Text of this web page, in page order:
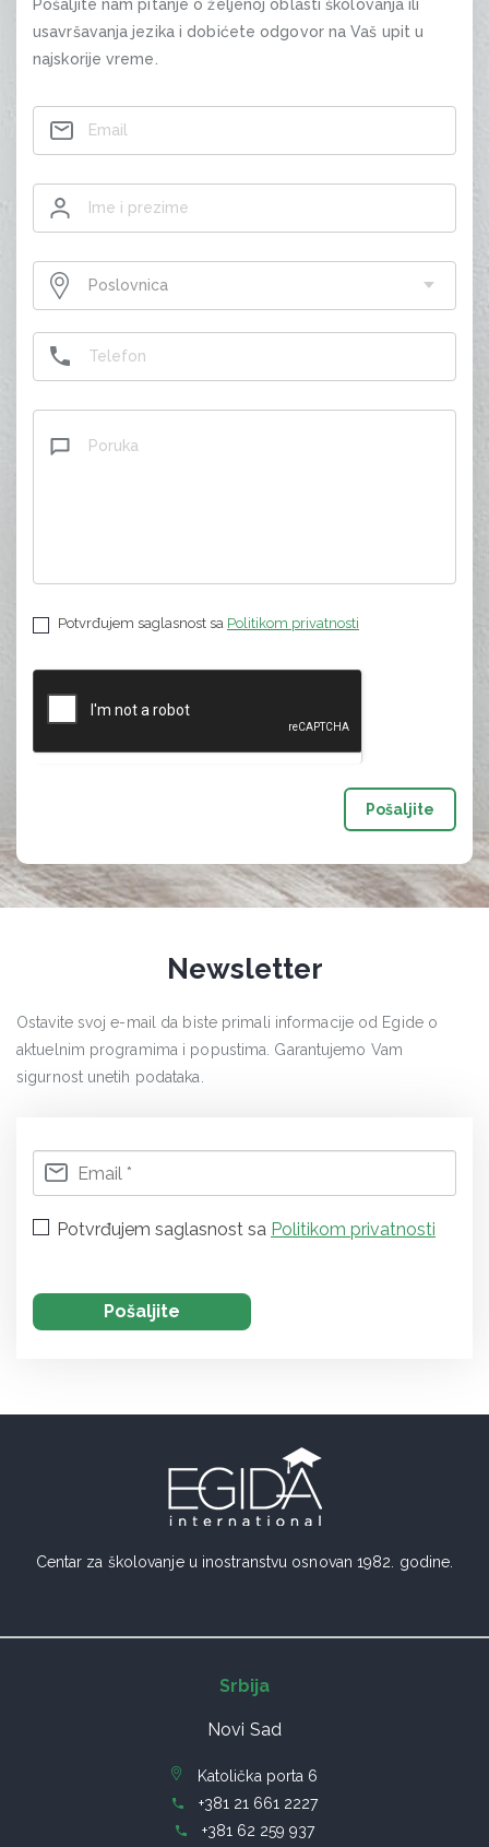
Pošaljite nam pitanje o željenoj oblasti školovanja ili
usavršavanja jezika i dobićete odgovor na Vaš upit u
najskorije vreme.
Contact
Poslovnica
Potvrđujem saglasnost sa Politikom privatnosti
Pošaljite
Newsletter
Ostavite svoj e-mail da biste primali informacije od Egide o
aktuelnim programima i popustima. Garantujemo Vam
sigurnost unetih podataka.
Potvrđujem saglasnost sa Politikom privatnosti
Centar za školovanje u inostranstvu osnovan 1982. godine.
Srbija
Novi Sad
Katolička porta 6
+381 21 661 2227
+381 62 259 937